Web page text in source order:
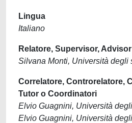
Lingua
Italiano
Relatore, Supervisor,
Silvana Monti, Università degli
Correlatore, Controrelatore,
Tutor o Coordinatori
Elvio Guagnini, Università
Elvio Guagnini, Università